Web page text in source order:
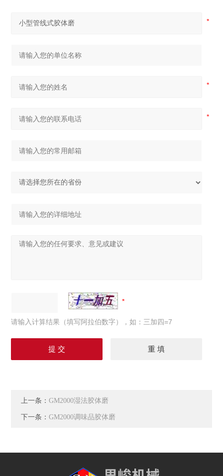
请输入计算结果（填写阿拉伯数字），如：三加四=7
上一条：GM2000湿法胶体磨
下一条：GM2000调味品胶体磨